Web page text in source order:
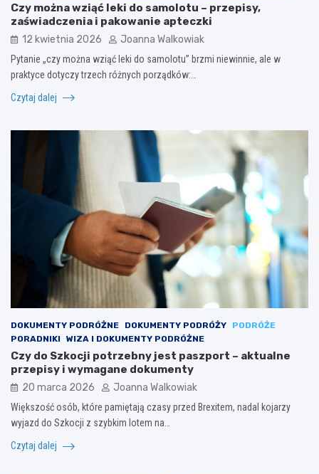
Czy można wziąć leki do samolotu – przepisy,
zaświadczenia i pakowanie apteczki
12 kwietnia 2026 Joanna Walkowiak
Pytanie „czy można wziąć leki do samolotu” brzmi niewinnie, ale w
praktyce dotyczy trzech różnych porządków:…
Czytaj dalej
DOKUMENTY PODRÓŻNE DOKUMENTY PODRÓŻY
PODRÓŻE
PORADNIKI
WIZA I DOKUMENTY PODRÓŻNE
Czy do Szkocji potrzebny jest paszport – aktualne
przepisy i wymagane dokumenty
20 marca 2026 Joanna Walkowiak
Większość osób, które pamiętają czasy przed Brexitem, nadal kojarzy
wyjazd do Szkocji z szybkim lotem na…
Czytaj dalej